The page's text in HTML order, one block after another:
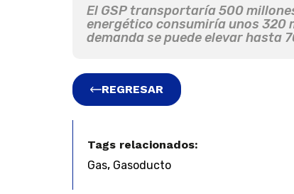
El GSP transportaría 500
energético consumiría unos 320
demanda se puede elevar hasta
REGRESAR
Tags relacionados:
Gas, Gasoducto